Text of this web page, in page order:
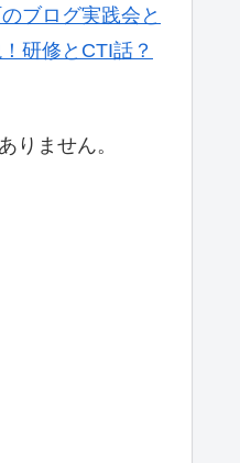
ブログ実践会と
研修とCTI話？
りません。